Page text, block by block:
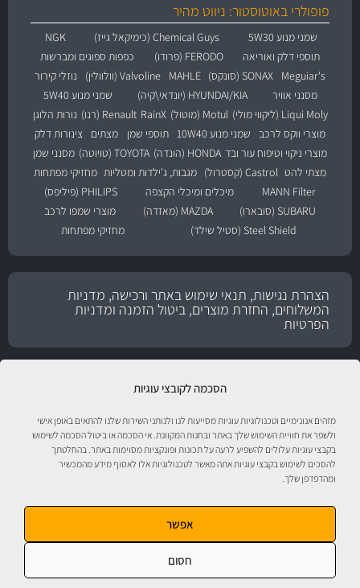
הסכמה לקובצי עוגיות
מזהים אנונימיים וטכנולוגיות עוגיות מסייעות לנו ולנותני השירות שלנו להתאים באופן אישי
ולשפר את חוויית השימוש שלך באתר ובחנות המקוונת. אי הסכמה או ביטול הסכמה לשימוש
בקבצי עוגיות עלולים להשפיע לרעה על תכונות ופונקציות מסוימות באתר. בהחלטתך
להסכים לשימוש בקבצי עוגיות אתה מאשר לטכנולוגיות אלו לאסוף מידע מהמכשיר
ומהדפדפן שלך.
אפשר
חסום
פופולרי באוטוסטור: ניווט מהיר
שמני מנוע 5W30 Chemical Guys (כימיקאל גייז)
NGK
תוספי דלק ואוריאה
FERODO (פרודו)
כפפות ספוגים ומברשות
Meguiar's
SONAX (סונקס) MAHLE Valvoline (וולוולין)
נוזלי קירור
מסנני אוויר
HYUNDAI/KIA (יונדאי\קיה)
שמני מנוע 5W40
Liqui Moly (ליקווי מולי)
Motul (מוטול) RainX Renault (רנו)
נורות הלוגן
מוצרי ווקס לרכב
שמני מנוע 10W40 תוספי שמן מצתים
צינורות דלק
מוצרי ניקוי וטיפוח עור ובד HONDA (הונדה) TOYOTA (טויוטה)
מסנני שמן
מצתי להט Castrol (קסטרול) מגבות, ג'ילדות ומטליות מחזיקי מפתחות
MANN Filter
מיכלים ומיכלי הקצפה
PHILIPS (פיליפס)
SUBARU (סובארו)
MAZDA (מאזדה)
מוצרי שמפו לרכב
Steel Shield (סטיל שילד)
מחזיקי מפתחות
הצהרת נגישות, תנאי שימוש באתר ורכישה, מדניות
המשלוחים, החזרת מוצרים, ביטול הזמנה ומדניות
הפרטיות
אוטוסטור - ספורט מוטורי, חלקי חילוף, אביזרים, שמנים, נוזלים, חומרי עבודה ומוצרי